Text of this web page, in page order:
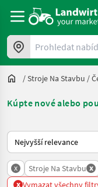
Prohledat nabídky
/Stroje Na Stavbu /
Kúpte nové alebo
Takto se řadí nabídky
x Stroje Na Stavbu x
x Vymazat všechny